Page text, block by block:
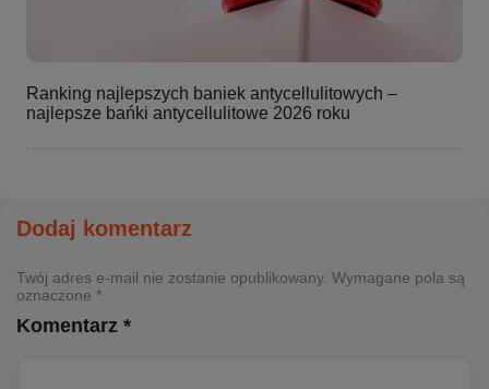
Ranking najlepszych baniek antycellulitowych –
najlepsze bańki antycellulitowe 2026 roku
Dodaj komentarz
Twój adres e-mail nie zostanie opublikowany. Wymagane pola są
oznaczone *
Komentarz *